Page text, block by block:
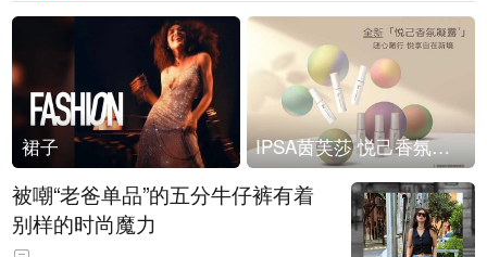
裙子 IPSA茵芙莎 悦己香氛凝露上市
被嘲“老爸单品”的五分牛仔裤有着
别样的时尚魔力